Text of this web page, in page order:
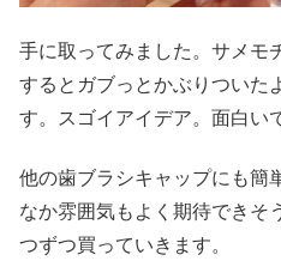
手に取ってみました。サメモ
するとガブっとかぶりついた
す。スゴイアイデア。面白い
他の歯ブラシキャップにも簡
なか雰囲気もよく期待できそ
つずつ買っていきます。